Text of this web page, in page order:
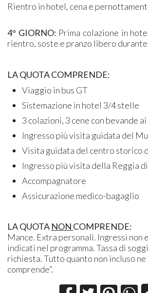
Rientro in hotel, cena e
4° GIORNO: Prima colazione in
rientro, soste e pranzo libero
LA QUOTA COMPRENDE:
Viaggio in bus GT
Sistemazione in hotel 3/4 stelle
3 colazioni, 3 cene con bevande
Ingresso più visita guidata del
Visita guidata del centro storico
Ingresso più visita della Reggia
Accompagnatore
Assicurazione medico-bagaglio
LA QUOTA NON COMPRENDE:
Mance. Extra personali. Ingressi non
indicati nel programma. Tassa di
richiesta. Tutto quanto non incluso ne
comprende”.